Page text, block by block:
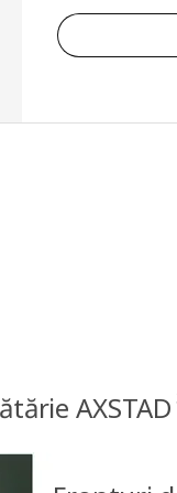
AXSTAD